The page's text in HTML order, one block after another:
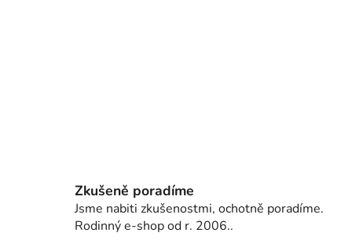
Zkušeně poradíme
Jsme nabiti zkušenostmi, ochotně poradíme.
Rodinný e-shop od r. 2006..